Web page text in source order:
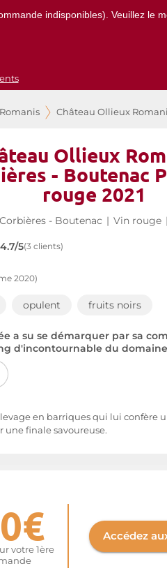
indisponibles). Veuillez le
Château Ollieux
Ollieux
- Boutenac
rouge 2021
Corbières - Boutenac | Vin rouge |
4.7/5(3 clients)
2020)
opulent fruits noirs
a su se démarquer par sa
d'incontournable du
en barriques qui lui confère
finale savoureuse.
votre 1ère
Accédez